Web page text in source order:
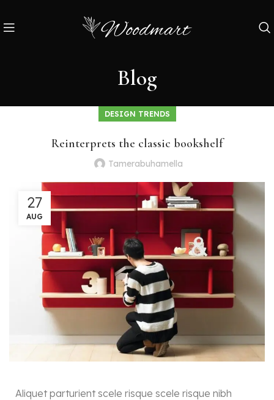
Blog
DESIGN TRENDS
Reinterprets the classic bookshelf
Tamerabuhamella
27
AUG
Aliquet parturient scele risque scele risque nibh